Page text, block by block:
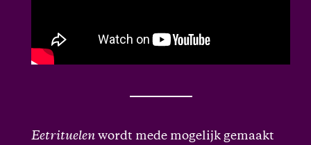
Eetrituelen wordt mede mogelijk gemaakt